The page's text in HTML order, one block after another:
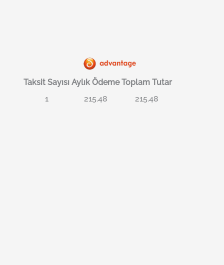
Taksit Sayısı Aylık Ödeme Toplam Tutar
1
215.48 215.48